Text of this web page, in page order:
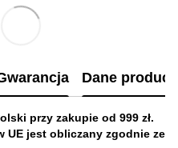
Dane
przy zakupie od 999 zł.
UE jest obliczany zgodnie ze